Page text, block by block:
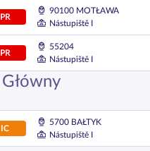
PR
90100 MOTŁAWA
Nástupiště I
PR
55204
Nástupiště I
IC
5700 BAŁTYK
Nástupiště I